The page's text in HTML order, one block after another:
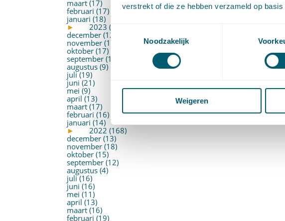
verstrekt of die ze hebben verzameld op
Toestemmingsselectie
Noodzakelijk
Weigeren
maart (17)
februari (17)
januari (18)
►
2023 (177)
december (12)
november (16)
oktober (17)
september (14)
augustus (9)
juli (19)
juni (21)
mei (9)
april (13)
maart (17)
februari (16)
januari (14)
►
2022 (168)
december (13)
november (18)
oktober (15)
september (12)
augustus (4)
juli (16)
juni (16)
mei (11)
april (13)
maart (16)
februari (19)